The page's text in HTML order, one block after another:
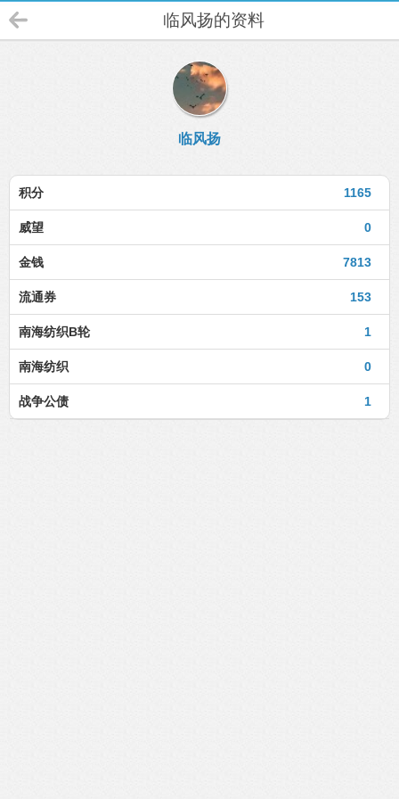
临风扬的资料
临风扬
1165
积分
0
威望
7813
金钱
153
流通券
1
南海纺织B轮
0
南海纺织
1
战争公债